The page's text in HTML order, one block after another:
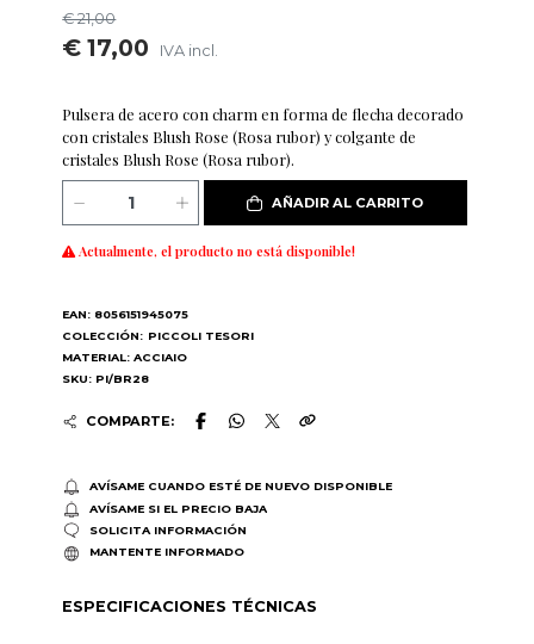
€ 21,00
€ 17,00 IVA incl.
Pulsera de acero con charm en forma de flecha decorado
con cristales Blush Rose (Rosa rubor) y colgante de
cristales Blush Rose (Rosa rubor).
AÑADIR AL CARRITO
Actualmente, el producto no está disponible!
EAN: 8056151945075
COLECCIÓN: PICCOLI TESORI
MATERIAL: ACCIAIO
SKU: PI/BR28
COMPARTE:
AVÍSAME CUANDO ESTÉ DE NUEVO DISPONIBLE
AVÍSAME SI EL PRECIO BAJA
SOLICITA INFORMACIÓN
MANTENTE INFORMADO
ESPECIFICACIONES TÉCNICAS